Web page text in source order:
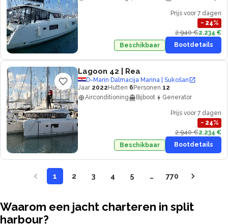
Prijs voor 7 dagen
− 24%
2.940 €2.234 €
Beschikbaar
Bootdetails
Lagoon 42 | Rea
D-Marin Dalmacija Marina | Sukošan
Jaar 2022 Hutten 6 Personen 12
Airconditioning
Bijboot Generator
Prijs voor 7 dagen
− 24%
2.940 €2.234 €
Beschikbaar
Bootdetails
1 2 3 4 5 … 770
Waarom een jacht charteren in split
harbour?